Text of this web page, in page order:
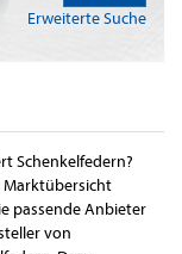
Erweiterte Suche
Schenkelfedern?
Marktübersicht
passende Anbieter
von